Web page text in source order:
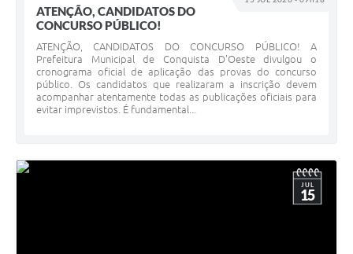
ATENÇÃO, CANDIDATOS DO
CONCURSO PÚBLICO!
ATENÇÃO, CANDIDATOS DO CONCURSO PÚBLICO! A
Prefeitura Municipal de Conquista D'Oeste divulgou o
cronograma oficial de aplicação das provas do concurso
público. Os candidatos que realizaram a inscrição devem
acompanhar atentamente todas as publicações oficiais para
evitar imprevistos. É fundamental...
JUL
15